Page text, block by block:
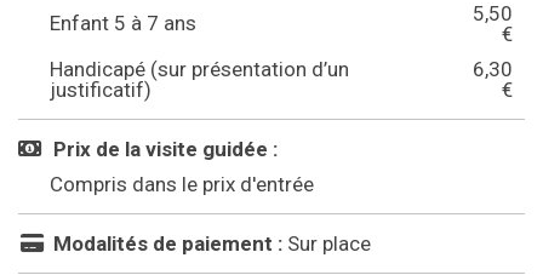
Enfant 5 à 7 ans
5,50
€
Handicapé (sur présentation d’un
justificatif)
6,30
€
Prix de la visite guidée :
Compris dans le prix d'entrée
Modalités de paiement : Sur place